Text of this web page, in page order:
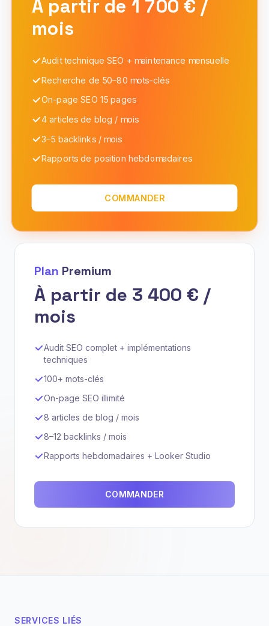
À partir de 1 700 € /
mois
Audit technique SEO + maintenance mensuelle
Recherche de 50–80 mots-clés
On-page SEO 15 pages
4 articles de blog / mois
3–5 backlinks / mois
Rapports de position hebdomadaires
COMMANDER
Plan Premium
À partir de 3 400 € /
mois
Audit SEO complet + implémentations
techniques
100+ mots-clés
On-page SEO illimité
8 articles de blog / mois
8–12 backlinks / mois
Rapports hebdomadaires + Looker Studio
COMMANDER
SERVICES LIÉS